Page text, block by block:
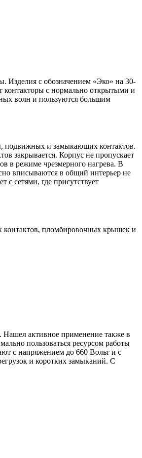
Изделия с обозначением «Эко» на 30-
контакторы с нормально открытыми и
волн и пользуются большим
подвижных и замыкающих контактов.
закрывается. Корпус не пропускает
в режиме чрезмерного нагрева. В
вписываются в общий интерьер не
сетями, где присутствует
контактов, пломбировочных крышек и
активное применение также в
пользоваться ресурсом работы
с напряжением до 660 Вольт и с
и коротких замыканий. С